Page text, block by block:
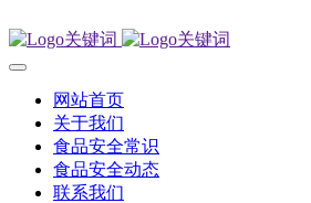
网站首页
关于我们
食品安全常识
食品安全动态
联系我们